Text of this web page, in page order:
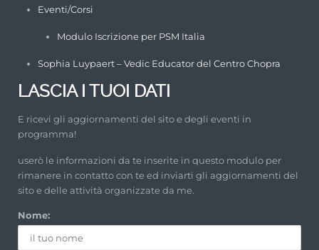
Eventi/Corsi
Modulo Iscrizione per PSM Italia
Sophia Luypaert – Vedic Educator del Centro Chopra
LASCIA I TUOI DATI
E ricevi gli aggiornamenti del sito e degli eventi in
programma!
userò le informazioni da te inserite in questo modulo per
rimanere in contatto con te ed inviarti gli aggiornamenti del
sito e delle attività organizzate da me.
Nome: